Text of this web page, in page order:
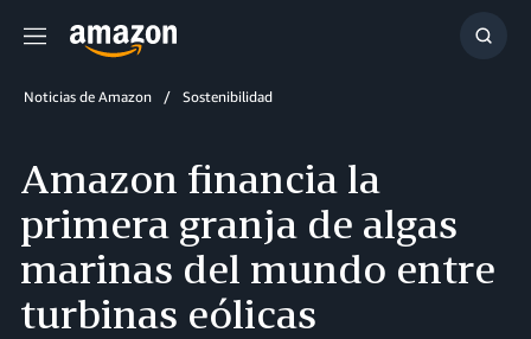
Menú
Noticias de Amazon Sostenibilidad
Amazon financia la
primera granja de algas
marinas del mundo entre
turbinas eólicas